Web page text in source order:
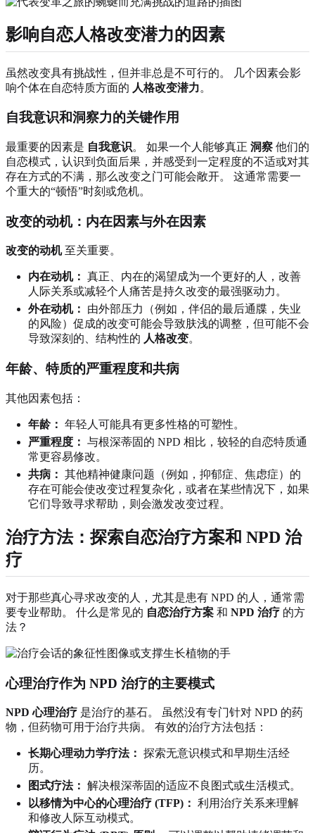
影响自恋人格改变潜力的因素
虽然改变具有挑战性，但并非总是不可行的。 几个因素会影
响个体在自恋特质方面的 人格改变潜力。
自我意识和洞察力的关键作用
最重要的因素是 自我意识。 如果一个人能够真正 洞察 他们的
自恋模式，认识到负面后果，并感受到一定程度的不适或对其
存在方式的不满，那么改变之门可能会敞开。 这通常需要一
个重大的“顿悟”时刻或危机。
改变的动机：内在因素与外在因素
改变的动机至关重要。
内在动机： 真正、内在的渴望成为一个更好的人，改善
人际关系或减轻个人痛苦是持久改变的最强驱动力。
外在动机：
由外部压力（例如，伴侣的最后通牒，失业
的风险）促成的改变可能会导致肤浅的调整，但可能不会
导致深刻的、结构性的 人格改变。
年龄、特质的严重程度和共病
其他因素包括：
年龄： 年轻人可能具有更多性格的可塑性。
严重程度： 与根深蒂固的 NPD 相比，较轻的自恋特质通
常更容易修改。
共病： 其他精神健康问题（例如，抑郁症、焦虑症）的
存在可能会使改变过程复杂化，或者在某些情况下，如果
它们导致寻求帮助，则会激发改变过程。
治疗方法：探索自恋治疗方案和 NPD 治
疗
对于那些真心寻求改变的人，尤其是患有 NPD 的人，通常需
要专业帮助。 什么是常见的 自恋治疗方案 和 NPD 治疗 的方
法？
心理治疗作为 NPD 治疗的主要模式
NPD 心理治疗 是治疗的基石。 虽然没有专门针对 NPD 的药
物，但药物可用于治疗共病。 有效的治疗方法包括：
长期心理动力学疗法： 探索无意识模式和早期生活经
历。
图式疗法： 解决根深蒂固的适应不良图式或生活模式。
以移情为中心的心理治疗 (TFP)： 利用治疗关系来理解
和修改人际互动模式。